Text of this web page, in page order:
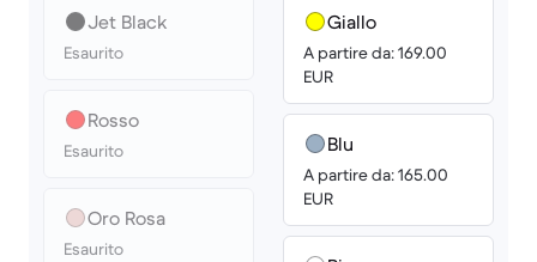
Jet Black
Esaurito
Rosso
Esaurito
Oro Rosa
Esaurito
Giallo
A partire da: 169.00
EUR
Blu
A partire da: 165.00
EUR